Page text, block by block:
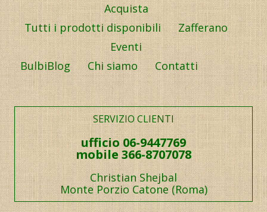
Acquista
Tutti i prodotti disponibili
Zafferano
Eventi
BulbiBlog
Chi siamo Contatti
SERVIZIO CLIENTI
ufficio 06-9447769
mobile 366-8707078
Christian Shejbal
Monte Porzio Catone (Roma)